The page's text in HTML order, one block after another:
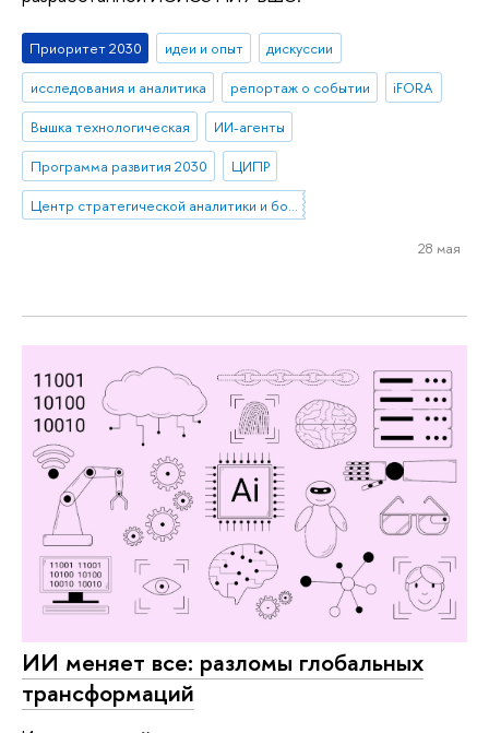
Приоритет 2030 идеи и опыт
дискуссии
исследования и аналитика
репортаж о событии
iFORA
Вышка технологическая
ИИ-агенты
Программа развития 2030
ЦИПР
28 мая
ИИ меняет все: разломы глобальных
трансформаций